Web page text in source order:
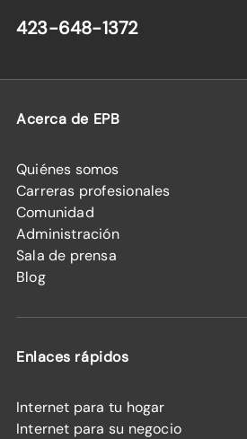
423-648-1372
Acerca de EPB
Quiénes somos
Carreras profesionales
Comunidad
Administración
Sala de prensa
Blog
Enlaces rápidos
Internet para tu hogar
Internet para su negocio